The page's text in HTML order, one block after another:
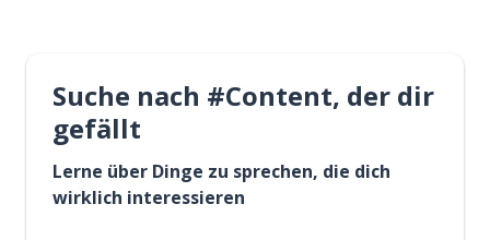
Suche nach #Content, der dir
gefällt
Lerne über Dinge zu sprechen, die dich
wirklich interessieren